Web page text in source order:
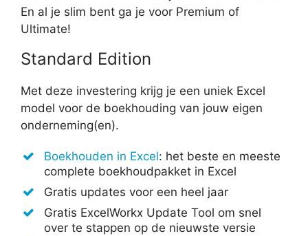
En al je slim bent ga je voor Premium of
Ultimate!
Standard Edition
Met deze investering krijg je een uniek Excel
model voor de boekhouding van jouw eigen
onderneming(en).
Boekhouden in Excel: het beste en meeste
complete boekhoudpakket in Excel
Gratis updates voor een heel jaar
Gratis ExcelWorkx Update Tool om snel
over te stappen op de nieuwste versie